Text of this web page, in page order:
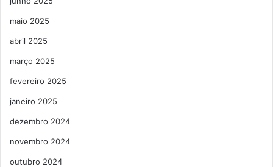
maio 2025
abril 2025
março 2025
fevereiro 2025
janeiro 2025
dezembro 2024
novembro 2024
outubro 2024